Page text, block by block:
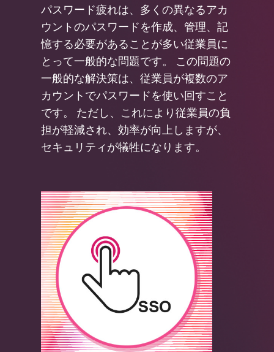
パスワード疲れは、多くの異なるアカ
ウントのパスワードを作成、管理、記
憶する必要があることが多い従業員に
とって一般的な問題です。 この問題の
一般的な解決策は、従業員が複数のア
カウントでパスワードを使い回すこと
です。 ただし、これにより従業員の負
担が軽減され、効率が向上しますが、
セキュリティが犠牲になります。